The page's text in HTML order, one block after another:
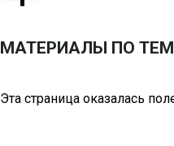
МАТЕРИАЛЫ ПО
Эта страница оказалась